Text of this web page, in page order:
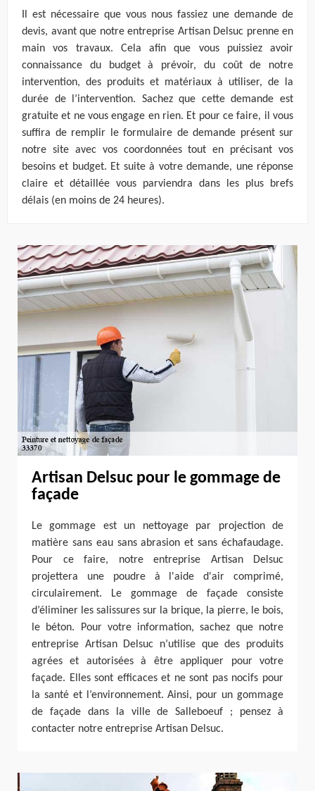
Il est nécessaire que vous nous fassiez une demande de
devis, avant que notre entreprise Artisan Delsuc prenne en
main vos travaux. Cela afin que vous puissiez avoir
connaissance du budget à prévoir, du coût de notre
intervention, des produits et matériaux à utiliser, de la
durée de l’intervention. Sachez que cette demande est
gratuite et ne vous engage en rien. Et pour ce faire, il vous
suffira de remplir le formulaire de demande présent sur
notre site avec vos coordonnées tout en précisant vos
besoins et budget. Et suite à votre demande, une réponse
claire et détaillée vous parviendra dans les plus brefs
délais (en moins de 24 heures).
Artisan Delsuc pour le gommage de
façade
Le gommage est un nettoyage par projection de
matière sans eau sans abrasion et sans échafaudage.
Pour ce faire, notre entreprise Artisan Delsuc
projettera une poudre à l'aide d'air comprimé,
circulairement. Le gommage de façade consiste
d’éliminer les salissures sur la brique, la pierre, le bois,
le béton. Pour votre information, sachez que notre
entreprise Artisan Delsuc n’utilise que des produits
agrées et autorisées à être appliquer pour votre
façade. Elles sont efficaces et ne sont pas nocifs pour
la santé et l’environnement. Ainsi, pour un gommage
de façade dans la ville de Salleboeuf ; pensez à
contacter notre entreprise Artisan Delsuc.